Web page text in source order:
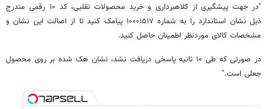
"در جهت پیشگیری از کلاهبرداری و خرید محصولات تقلبی، کد ۱۰ رقمی مندرج
ذیل نشان استاندارد را به شماره ۱۰۰۰۱۵۱۷ پیامک کنید تا از اصالت این نشان و
مشخصات کالای موردنظر اطمینان حاصل کنید.
در صورتی که طی ۱۰ ثانیه پاسخی دریافت نشد، نشان هک شده بر روی محصول
جعلی است."